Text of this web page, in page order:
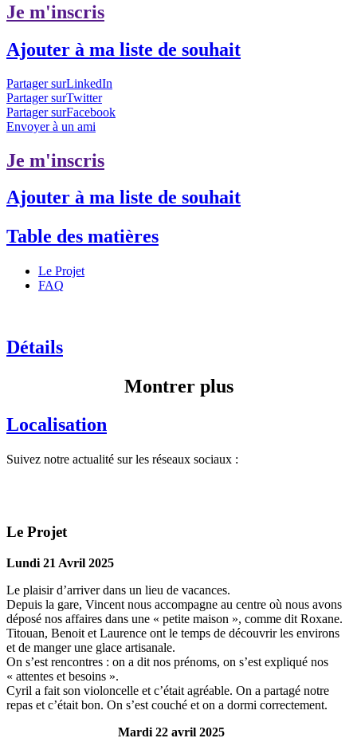
Je m'inscris
Ajouter à ma liste de souhait
Partager surLinkedIn
Partager surTwitter
Partager surFacebook
Envoyer à un ami
Je m'inscris
Ajouter à ma liste de souhait
Table des matières
Le Projet
FAQ
Détails
Montrer plus
Localisation
Suivez notre actualité sur les réseaux sociaux :
Le Projet
Lundi 21 Avril 2025
Le plaisir d’arriver dans un lieu de vacances.
Depuis la gare, Vincent nous accompagne au centre où nous avons
déposé nos affaires dans une « petite maison », comme dit Roxane.
Titouan, Benoit et Laurence ont le temps de découvrir les environs
et de manger une glace artisanale.
On s’est rencontres : on a dit nos prénoms, on s’est expliqué nos
« attentes et besoins ».
Cyril a fait son violoncelle et c’était agréable. On a partagé notre
repas et c’était bon. On s’est couché et on a dormi correctement.
Mardi 22 avril 2025